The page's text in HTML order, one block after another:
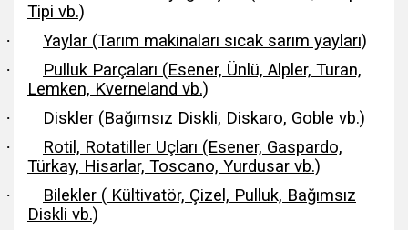
Tipi vb.)
· Yaylar (Tarım makinaları sıcak sarım yayları)
·
Pulluk Parçaları (Esener, Ünlü, Alpler, Turan,
Lemken, Kverneland vb.)
· Diskler (Bağımsız Diskli, Diskaro, Goble vb.)
·
Rotil, Rotatiller Uçları (Esener, Gaspardo,
Türkay, Hisarlar, Toscano, Yurdusar vb.)
·
Bilekler ( Kültivatör, Çizel, Pulluk, Bağımsız
Diskli vb.)